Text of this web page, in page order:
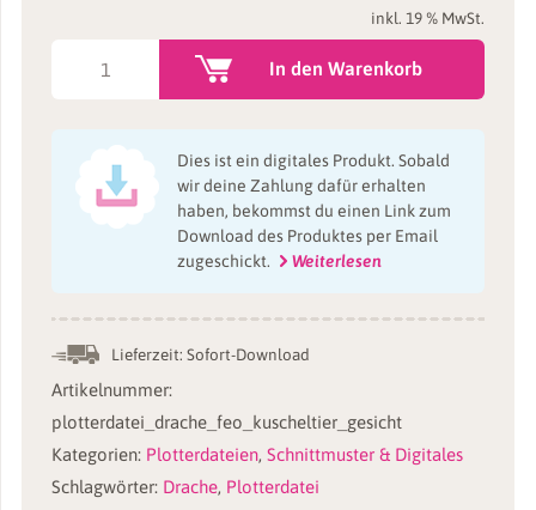
inkl. 19 % MwSt.
In den Warenkorb
Dies ist ein digitales Produkt. Sobald
wir deine Zahlung dafür erhalten
haben, bekommst du einen Link zum
Download des Produktes per Email
zugeschickt.
Weiterlesen
Lieferzeit: Sofort-Download
Artikelnummer:
plotterdatei_drache_feo_kuscheltier_gesicht
Kategorien: Plotterdateien, Schnittmuster & Digitales
Schlagwörter: Drache, Plotterdatei